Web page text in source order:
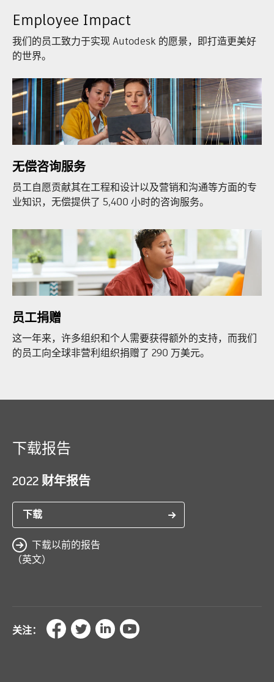
Employee Impact
我们的员工致力于实现 Autodesk 的愿景，即打造更美好
的世界。
无偿咨询服务
员工自愿贡献其在工程和设计以及营销和沟通等方面的专
业知识，无偿提供了 5,400 小时的咨询服务。
员工捐赠
这一年来，许多组织和个人需要获得额外的支持，而我们
的员工向全球非营利组织捐赠了 290 万美元。
下载报告
2022 财年报告
下载
下载以前的报告
（英文）
关注：